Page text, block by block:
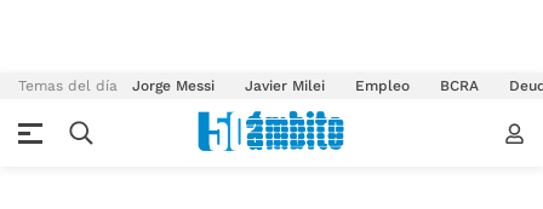
Temas del día Jorge Messi Javier Milei Empleo BCRA